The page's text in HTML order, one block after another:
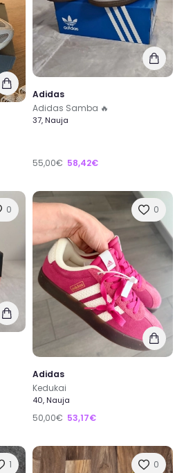
Adidas
Adidas Samba 🔥
37, Nauja
55,00€ 58,42€
0 0
Adidas
Kedukai
40, Nauja
50,00€ 53,17€
1 0